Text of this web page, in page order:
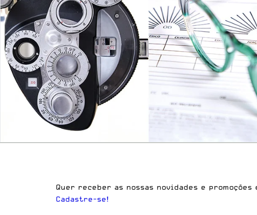
Quer receber as nossas novidades e promoções
Cadastre-se!